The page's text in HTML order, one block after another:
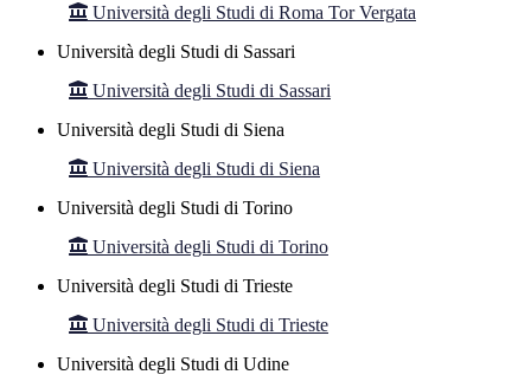
Università degli Studi di Roma Tor Vergata
Università degli Studi di Sassari
Università degli Studi di Sassari
Università degli Studi di Siena
Università degli Studi di Siena
Università degli Studi di Torino
Università degli Studi di Torino
Università degli Studi di Trieste
Università degli Studi di Trieste
Università degli Studi di Udine